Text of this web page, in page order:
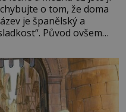
o tom, že doma
je španělský a
Původ ovšem
zemí a k tomu